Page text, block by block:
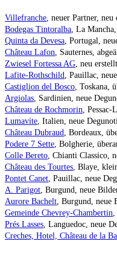
Villefranche, neuer Partner, neu
Bodegas Tintoralba, La
Quinta da Devesa, Portugal,
Château Lafon, Sauternes,
Zwiesel Fortessa AG, neu erstellt
Lafite-Rothschild, Pauillac,
Castiglion del Bosco, Toskana,
Argiolas, Sardinien, neue
Château de Rochmorin, Pessac-
Lumavite, Italien, neue
Château Dubraud, Bordeaux,
Podere 7 Sette, Bolgherie,
Colle Bereto, Chianti Classico,
Château des Tourtes, Blaye,
Pontet Canet, Pauillac, neue
A. Parigot, Burgund, neue
Aurore Bachelt, Burgund, neue
Gemeinde Chevrey-Chambertin,
Prés Lasses, Languedoc, neue
Creches, Hotel, Château de la